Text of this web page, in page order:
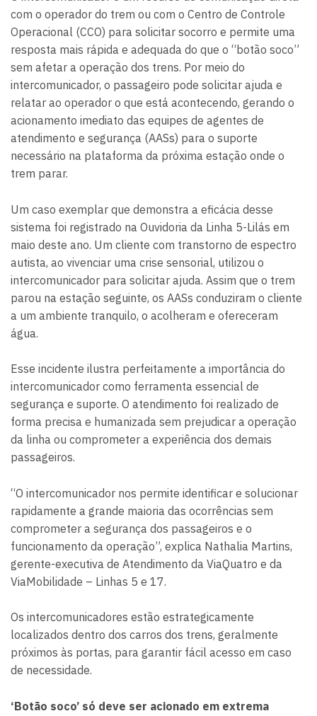
com o operador do trem ou com o Centro de Controle
Operacional (CCO) para solicitar socorro e permite uma
resposta mais rápida e adequada do que o “botão soco”
sem afetar a operação dos trens. Por meio do
intercomunicador, o passageiro pode solicitar ajuda e
relatar ao operador o que está acontecendo, gerando o
acionamento imediato das equipes de agentes de
atendimento e segurança (AASs) para o suporte
necessário na plataforma da próxima estação onde o
trem parar.
Um caso exemplar que demonstra a eficácia desse
sistema foi registrado na Ouvidoria da Linha 5-Lilás em
maio deste ano. Um cliente com transtorno de espectro
autista, ao vivenciar uma crise sensorial, utilizou o
intercomunicador para solicitar ajuda. Assim que o trem
parou na estação seguinte, os AASs conduziram o cliente
a um ambiente tranquilo, o acolheram e ofereceram
água.
Esse incidente ilustra perfeitamente a importância do
intercomunicador como ferramenta essencial de
segurança e suporte. O atendimento foi realizado de
forma precisa e humanizada sem prejudicar a operação
da linha ou comprometer a experiência dos demais
passageiros.
“O intercomunicador nos permite identificar e solucionar
rapidamente a grande maioria das ocorrências sem
comprometer a segurança dos passageiros e o
funcionamento da operação”, explica Nathalia Martins,
gerente-executiva de Atendimento da ViaQuatro e da
ViaMobilidade – Linhas 5 e 17.
Os intercomunicadores estão estrategicamente
localizados dentro dos carros dos trens, geralmente
próximos às portas, para garantir fácil acesso em caso
de necessidade.
‘Botão soco’ só deve ser acionado em extrema